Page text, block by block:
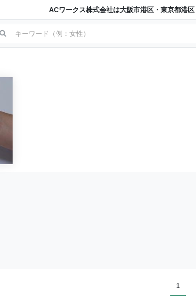
ACワークス株式会社は大阪市港区・東京都港
1